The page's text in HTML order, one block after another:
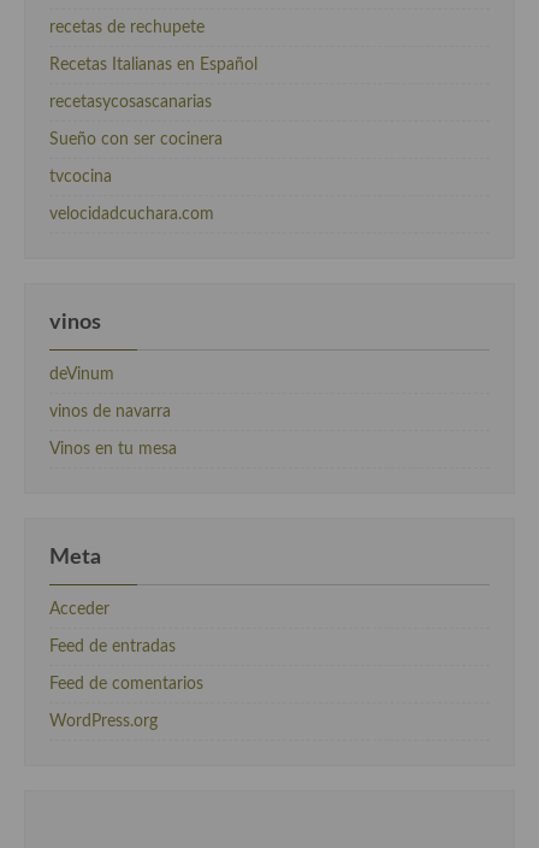
recetas de rechupete
Recetas Italianas en Español
recetasycosascanarias
Sueño con ser cocinera
tvcocina
velocidadcuchara.com
vinos
deVinum
vinos de navarra
Vinos en tu mesa
Meta
Acceder
Feed de entradas
Feed de comentarios
WordPress.org